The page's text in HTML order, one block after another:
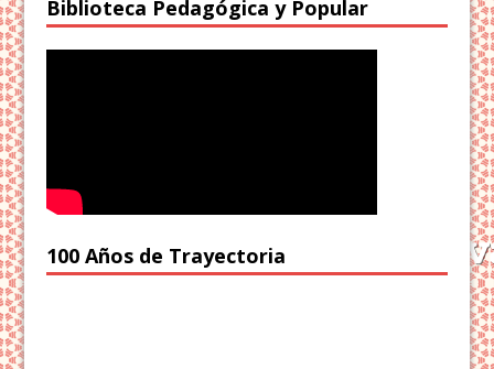
Biblioteca Pedagógica y Popular
100 Años de Trayectoria